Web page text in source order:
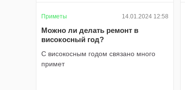
Приметы 14.01.2024 12:58
Можно ли делать ремонт в
високосный год?
С високосным годом связано много
примет